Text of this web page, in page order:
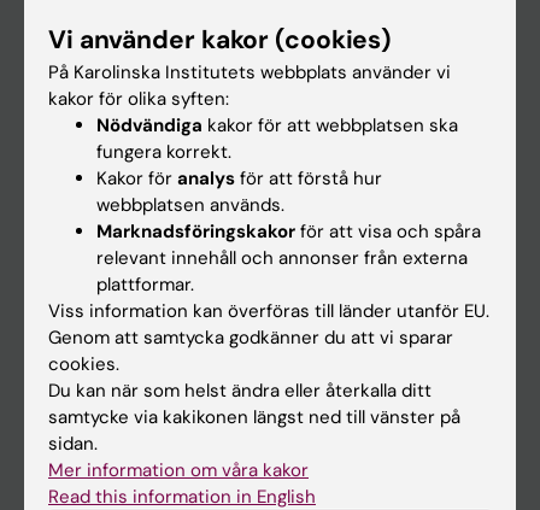
Om KI
På gång
Kalender
Canvas
Schema
Studentmejlen
Kurs- och programwebbar
Student på KI
Vi använder kakor (cookies)
På Karolinska Institutets webbplats använder vi
kakor för olika syften:
Nödvändiga kakor för att webbplatsen ska
fungera korrekt.
Kakor för analys för att förstå hur
webbplatsen används.
Marknadsföringskakor för att visa och spåra
relevant innehåll och annonser från externa
plattformar.
Viss information kan överföras till länder utanför EU.
Genom att samtycka godkänner du att vi sparar
cookies.
Du kan när som helst ändra eller återkalla ditt
samtycke via kakikonen längst ned till vänster på
sidan.
Mer information om våra kakor
Read this information in English